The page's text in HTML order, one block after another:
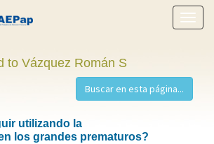
Show
menu
to Vázquez Román S
utilizando la
los grandes prematuros?